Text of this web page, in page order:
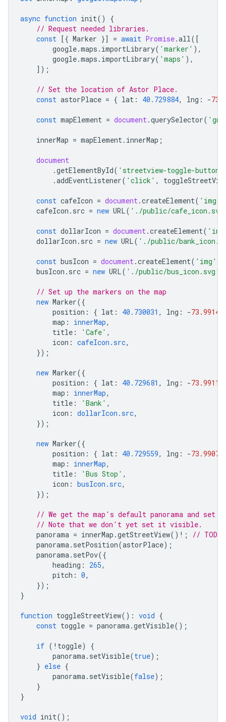
async function init()
{
// Request needed libraries.
const [{ Marker }] = await Promise.all([
google.maps . importLibrary( 'marker' ),
google.maps . importLibrary( 'maps' ),
]);
// Set the location of Astor Place.
const astorPlace = { lat : 40.729884, lng : -
const mapElement = document.querySelector(
innerMap = mapElement. innerMap ;
document
.getElementById( 'streetview-toggle-button'
.addEventListener( 'click' ,
const cafeIcon = document.createElement( 'img'
cafeIcon . src = new URL( './public/
const dollarIcon = document.createElement(
dollarIcon . src = new URL( './public/
const busIcon = document.createElement( 'img'
busIcon . src = new URL( './public/bus_icon.svg'
// Set up the markers on the map
new Marker({
position : { lat : 40.730031 , lng : -
map : innerMap,
title : 'Cafe' ,
icon : cafeIcon.src,
});
new Marker({
position : { lat : 40.729681 , lng : -
map : innerMap,
title : 'Bank' ,
icon : dollarIcon.src,
});
new Marker({
position : { lat : 40.729559, lng : -
map : innerMap,
title : 'Bus Stop' ,
icon : busIcon.src,
});
// We get the map's default panorama and set
// Note that we don't yet set it visible.
panorama = innerMap .getStreetView() ! ;
//
panorama. setPosition(astorPlace);
panorama. setPov({
heading : 265,
pitch : 0,
});
}
function toggleStreetView() : void {
const toggle = panorama.getVisible();
if ( ! toggle)
{
panorama. setVisible(true);
} else {
panorama. setVisible(false);
}
}
void init();